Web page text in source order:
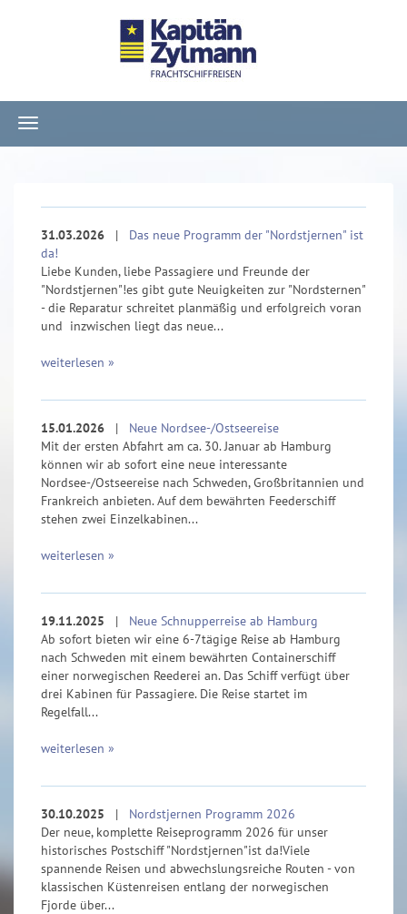
Navigation
ein-/ausblenden
31.03.2026 | Das neue Programm der "Nordstjernen" ist
da!
Liebe Kunden, liebe Passagiere und Freunde der
"Nordstjernen"!es gibt gute Neuigkeiten zur "Nordsternen"
- die Reparatur schreitet planmäßig und erfolgreich voran
und inzwischen liegt das neue...
weiterlesen »
15.01.2026 | Neue Nordsee-/Ostseereise
Mit der ersten Abfahrt am ca. 30. Januar ab Hamburg
können wir ab sofort eine neue interessante
Nordsee-/Ostseereise nach Schweden, Großbritannien und
Frankreich anbieten. Auf dem bewährten Feederschiff
stehen zwei Einzelkabinen...
weiterlesen »
19.11.2025 | Neue Schnupperreise ab Hamburg
Ab sofort bieten wir eine 6-7tägige Reise ab Hamburg
nach Schweden mit einem bewährten Containerschiff
einer norwegischen Reederei an. Das Schiff verfügt über
drei Kabinen für Passagiere. Die Reise startet im
Regelfall...
weiterlesen »
30.10.2025 | Nordstjernen Programm 2026
Der neue, komplette Reiseprogramm 2026 für unser
historisches Postschiff "Nordstjernen"ist da!Viele
spannende Reisen und abwechslungsreiche Routen - von
klassischen Küstenreisen entlang der norwegischen
Fjorde über...